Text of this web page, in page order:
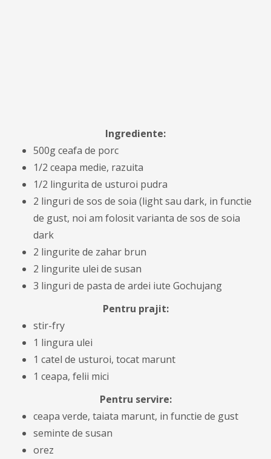
Ingrediente:
500g ceafa de porc
1/2 ceapa medie, razuita
1/2 lingurita de usturoi pudra
2 linguri de sos de soia (light sau dark, in functie
de gust, noi am folosit varianta de sos de soia
dark
2 lingurite de zahar brun
2 lingurite ulei de susan
3 linguri de pasta de ardei iute Gochujang
Pentru prajit:
stir-fry
1 lingura ulei
1 catel de usturoi, tocat marunt
1 ceapa, felii mici
Pentru servire:
ceapa verde, taiata marunt, in functie de gust
seminte de susan
orez